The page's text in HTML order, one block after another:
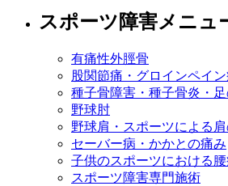
スポーツ障害メニュ
有痛性外脛骨
股関節痛・グロインペイ
種子骨障害・種子骨炎・
野球肘
野球肩・スポーツによる
セーバー病・かかとの痛み
子供のスポーツにおける腰
スポーツ障害専門施術